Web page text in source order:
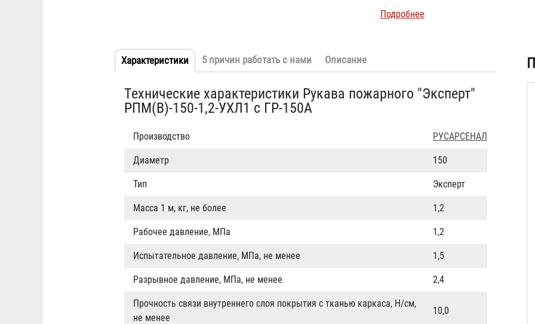
Подробнее
Табы
Характеристики (активная
5 причин работать с нами Описание
Технические характеристики Рукава пожарного "Эксперт"
РПМ(В)-150-1,2-УХЛ1 с ГР-150А
Производство РУСАРСЕНАЛ
Диаметр 150
Тип Эксперт
Масса 1 м, кг, не более 1,2
Рабочее давление, МПа 1,2
Испытательное давление, МПа, не менее 1,5
Разрывное давление, МПа, не менее 2,4
Прочность связи внутреннего слоя покрытия с тканью каркаса, Н/см,
не менее
10,0